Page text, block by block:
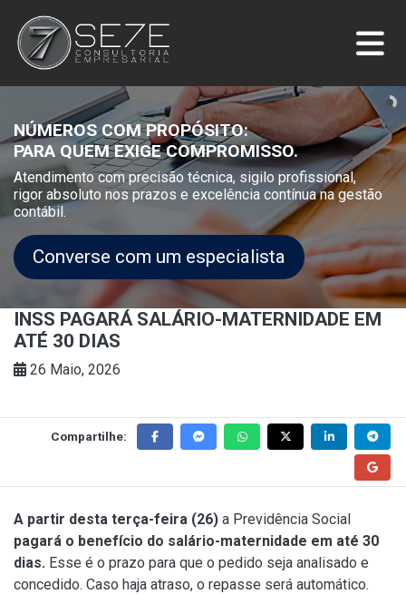
NÚMEROS COM PROPÓSITO:
PARA QUEM EXIGE COMPROMISSO.
Atendimento com precisão técnica, sigilo profissional,
rigor absoluto nos prazos e excelência contínua na gestão
contábil.
Converse com um especialista
INSS PAGARÁ SALÁRIO-MATERNIDADE EM
ATÉ 30 DIAS
26 Maio, 2026
Compartilhe:
A partir desta terça-feira (26) a Previdência Social
pagará o benefício do salário-maternidade em até 30
dias. Esse é o prazo para que o pedido seja analisado e
concedido. Caso haja atraso, o repasse será automático.